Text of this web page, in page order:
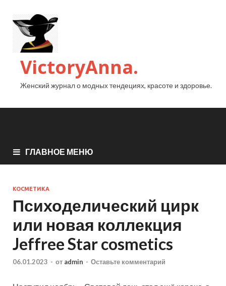
VictoryAnna.
Женский журнал о модных тендециях, красоте и здоровье.
ГЛАВНОЕ МЕНЮ
КОСМЕТИКА
Психоделический цирк
или новая коллекция
Jeffree Star cosmetics
06.01.2023 - от admin - Оставьте комментарий